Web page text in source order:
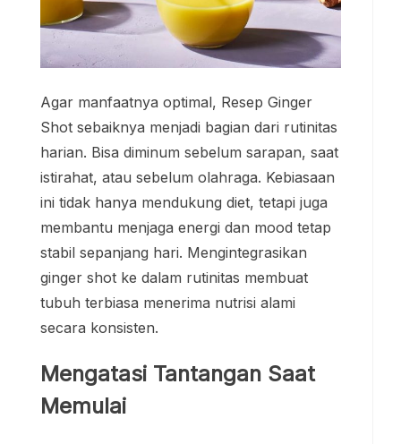
Agar manfaatnya optimal, Resep Ginger
Shot sebaiknya menjadi bagian dari rutinitas
harian. Bisa diminum sebelum sarapan, saat
istirahat, atau sebelum olahraga. Kebiasaan
ini tidak hanya mendukung diet, tetapi juga
membantu menjaga energi dan mood tetap
stabil sepanjang hari. Mengintegrasikan
ginger shot ke dalam rutinitas membuat
tubuh terbiasa menerima nutrisi alami
secara konsisten.
Mengatasi Tantangan Saat
Memulai